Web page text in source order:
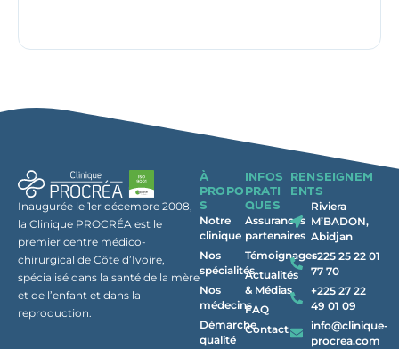
Inaugurée le 1er décembre 2008,
la Clinique PROCRÉA est le
premier centre médico-
chirurgical de Côte d’Ivoire,
spécialisé dans la santé de la mère
et de l’enfant et dans la
reproduction.
À
PROPO
S
Notre
clinique
Nos
spécialités
Nos
médecins
Démarche
qualité
INFOS
PRATI
QUES
Assurances
partenaires
Témoignages
Actualités
& Médias
FAQ
Contact
RENSEIGNEM
ENTS
Riviera
M’BADON,
Abidjan
+225 25 22 01
77 70
+225 27 22
49 01 09
info@clinique-
procrea.com